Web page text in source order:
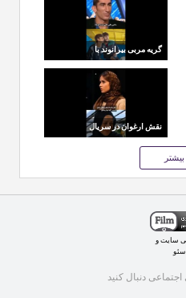
مجازی وایرال شد
گریه مربی بیرانوند با
یادآوری روزهای
گارسونی این دروازه‌بان
نقش ارغوان در سریال
بیشتر
سایتو
سئو
دنبال کنید